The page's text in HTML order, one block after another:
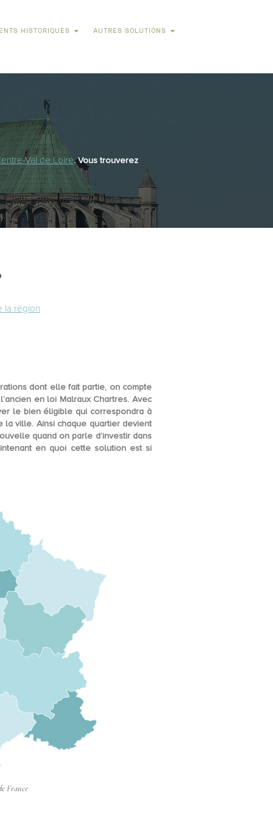
HISTORIQUES AUTRES SOLUTIONS
Val de Loire. Vous trouverez
la région
dont elle fait partie, on compte
ancien en loi Malraux Chartres. Avec
le bien éligible qui correspondra à
la ville. Ainsi chaque quartier devient
quand on parle d’investir dans
en quoi cette solution est si
France